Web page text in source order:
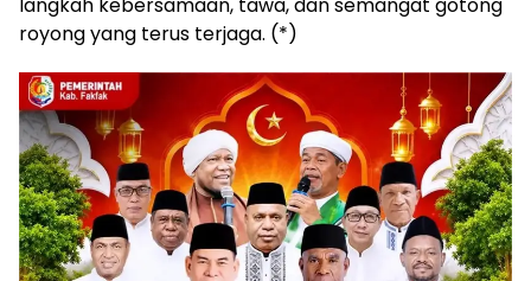
langkah kebersamaan, tawa, dan semangat gotong
royong yang terus terjaga. (*)